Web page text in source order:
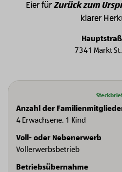
Eier fürZurück zum
klarer
7341 Markt
Anzahl der
4 Erwachsene, 1 Kind
Voll- oder Nebenerwerb
Vollerwerbsbetrieb
Betriebsübernahme